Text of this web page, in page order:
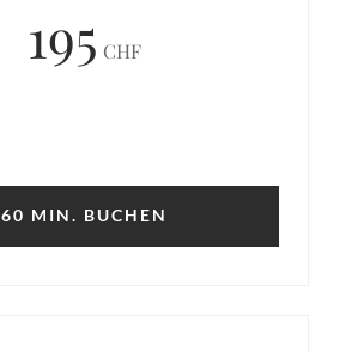
195 CHF
60 MIN. BUCHEN